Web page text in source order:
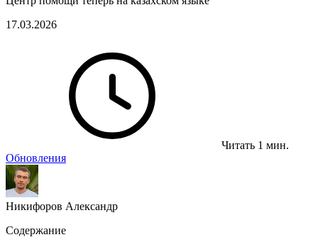
17.03.2026
Читать 1 мин.
Обновления
Никифоров Александр
Содержание